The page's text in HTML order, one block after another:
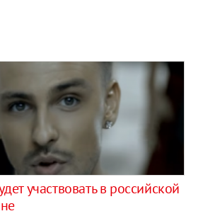
участвовать в российской